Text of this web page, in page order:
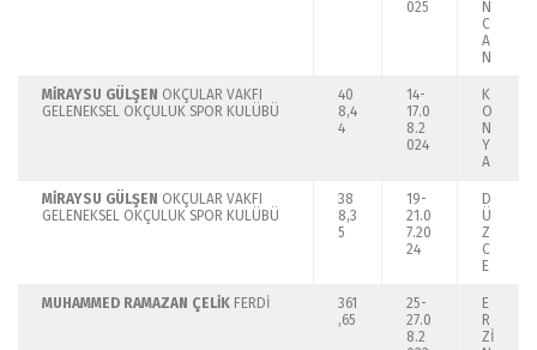
025
N
C
A
N
MİRAYSU GÜLŞEN OKÇULAR VAKFI
GELENEKSEL OKÇULUK SPOR KULÜBÜ
40
8,4
4
14-
17.0
8.2
024
K
O
N
Y
A
MİRAYSU GÜLŞEN OKÇULAR VAKFI
GELENEKSEL OKÇULUK SPOR KULÜBÜ
38
8,3
5
19-
21.0
7.20
24
D
Ü
Z
C
E
MUHAMMED RAMAZAN ÇELİK FERDİ
361
,65
25-
27.0
8.2
E
R
Zİ